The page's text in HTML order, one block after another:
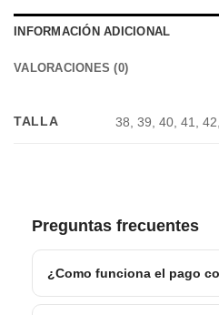
INFORMACIÓN ADICIONAL
VALORACIONES (0)
TALLA 38, 39, 40, 41,
Preguntas frecuentes
¿Como funciona el pago